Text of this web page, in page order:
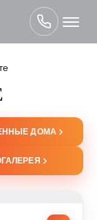
ДОМА